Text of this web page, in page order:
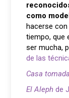
como
hacerse
tiempo, que
ser mucha,
de las
Casa
El Aleph de